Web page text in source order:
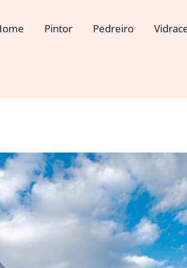
Pintor Pedreiro